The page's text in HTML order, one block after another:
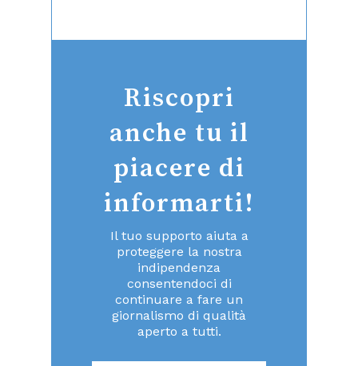
Riscopri
anche tu il
piacere di
informarti!
Il tuo supporto aiuta a
proteggere la nostra
indipendenza
consentendoci di
continuare a fare un
giornalismo di qualità
aperto a tutti.